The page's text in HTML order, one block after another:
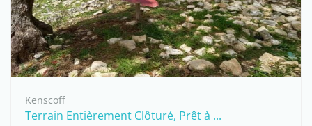
Kenscoff
Terrain Entièrement Clôturé, Prêt à ...